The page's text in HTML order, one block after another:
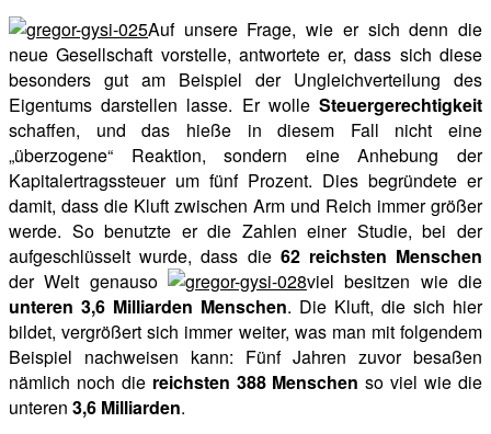
Auf unsere Frage, wie er sich denn die
neue Gesellschaft vorstelle, antwortete er, dass sich diese
besonders gut am Beispiel der Ungleichverteilung des
Eigentums darstellen lasse. Er wolle Steuergerechtigkeit
schaffen, und das hieße in diesem Fall nicht eine
„überzogene“ Reaktion, sondern eine Anhebung der
Kapitalertragssteuer um fünf Prozent. Dies begründete er
damit, dass die Kluft zwischen Arm und Reich immer größer
werde. So benutzte er die Zahlen einer Studie, bei der
aufgeschlüsselt wurde, dass die 62 reichsten Menschen
der Welt genauso
viel besitzen wie die
unteren 3,6 Milliarden Menschen. Die Kluft, die sich hier
bildet, vergrößert sich immer weiter, was man mit folgendem
Beispiel nachweisen kann: Fünf Jahren zuvor besaßen
nämlich noch die reichsten 388 Menschen so viel wie die
unteren 3,6 Milliarden.